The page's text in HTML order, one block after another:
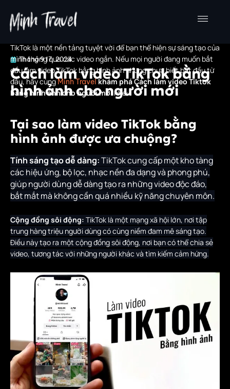
nội
Tháng 9 17, 2024
Cách làm video TikTok bằng
hình ảnh cho người mới
TikTok là một nền tảng tuyệt vời để bạn thể hiện sự sáng tạo của
mình thông qua các video ngắn. Nếu mọi người đang muốn bắt
đầu làm video TikTok bằng hình ảnh nhưng chưa biết bắt đầu từ
đâu, hãy cùngMinh Travelkhám phá Cách làm video Tiktok
bằng hình ảnh cho người mớinhé:
Tại sao làm video TikTok bằng
hình ảnh được ưa chuộng?
Tính sáng tạo dễ dàng:TikTok cung cấp một kho tàng
các hiệu ứng, bộ lọc, nhạc nền đa dạng và phong phú,
giúp người dùng dễ dàng tạo ra những video độc đáo,
bắt mắt mà không cần quá nhiều kỹ năng chuyên môn.
Cộng đồng sôi động: TikTok là một mạng xã hội lớn, nơi tập
trung hàng triệu người dùng có cùng niềm đam mê sáng tạo.
Điều này tạo ra một cộng đồng sôi động, nơi bạn có thể chia sẻ
video, tương tác với những người khác và tìm kiếm cảm hứng.